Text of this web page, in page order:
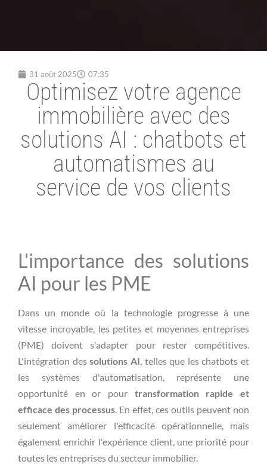
31 août 2025 07:35
Optimisez votre agence
immobilière avec des
solutions AI : chatbots et
automatismes au
service de vos clients
L'importance des solutions
AI pour les PME
Dans un monde où la technologie progresse à une
vitesse incroyable, les petites et moyennes entreprises
(PME) doivent s'adapter pour rester compétitives.
L'intégration dessolutions AI, telles que les chatbots et
les systèmes d'automatisation, représente une
opportunité en or pour transformation rapide et
efficace des processus. En effet, ces outils peuvent non
seulement améliorer l'efficacité opérationnelle, mais
également enrichir l'expérience client, une priorité pour
toutes les entreprises du secteur immobilier.